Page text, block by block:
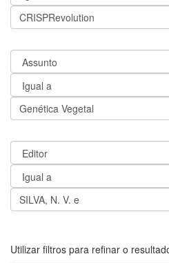
Utilizar filtros para refinar o